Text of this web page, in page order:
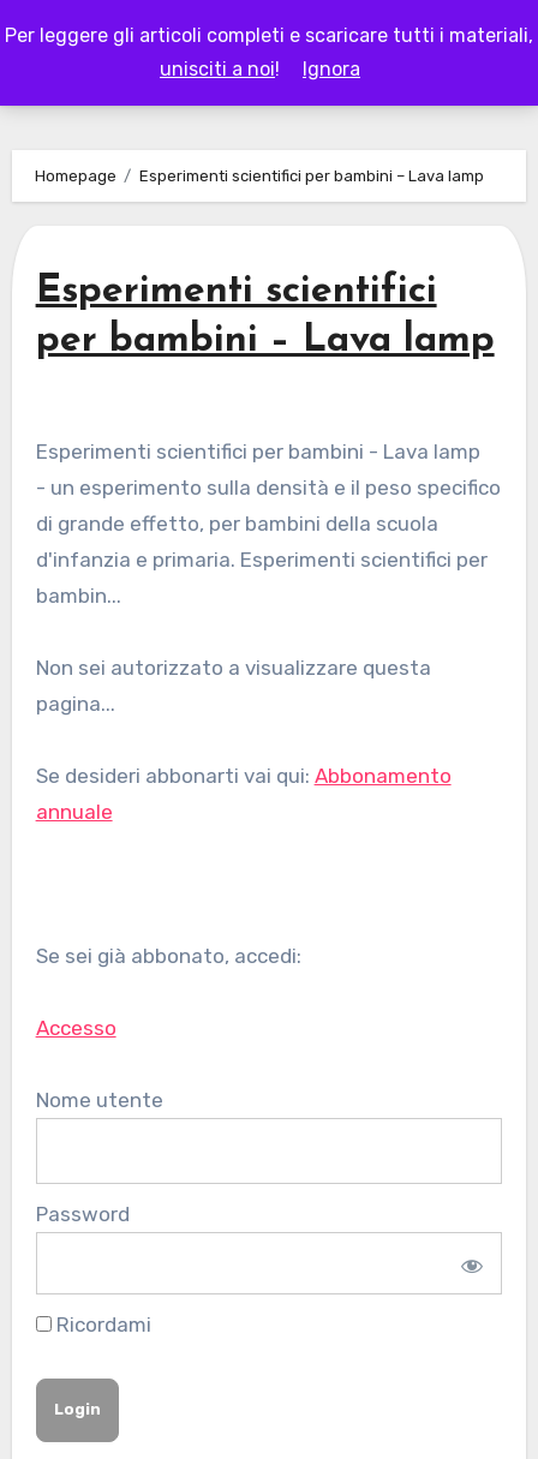
Per leggere gli articoli completi e scaricare tutti i materiali,
unisciti a noi! Ignora
to
LAPAPPADOLCE
Homepage Esperimenti scientifici per bambini – Lava lamp
Esperimenti scientifici
per bambini – Lava lamp
Esperimenti scientifici per bambini - Lava lamp
- un esperimento sulla densità e il peso specifico
di grande effetto, per bambini della scuola
d'infanzia e primaria. Esperimenti scientifici per
bambin...
Non sei autorizzato a visualizzare questa
pagina...
Se desideri abbonarti vai qui: Abbonamento
annuale
Se sei già abbonato, accedi:
Accesso
Nome utente
Password
Ricordami